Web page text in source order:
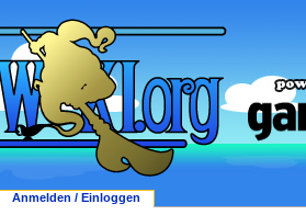
Anmelden / Einloggen